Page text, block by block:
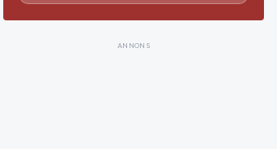
ANNONS